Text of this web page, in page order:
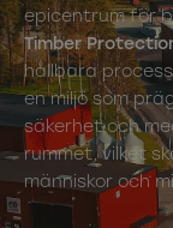
epicentrum för
Timber
hållbara
en miljö som
säkerhet och
rummet, vilket
människor och